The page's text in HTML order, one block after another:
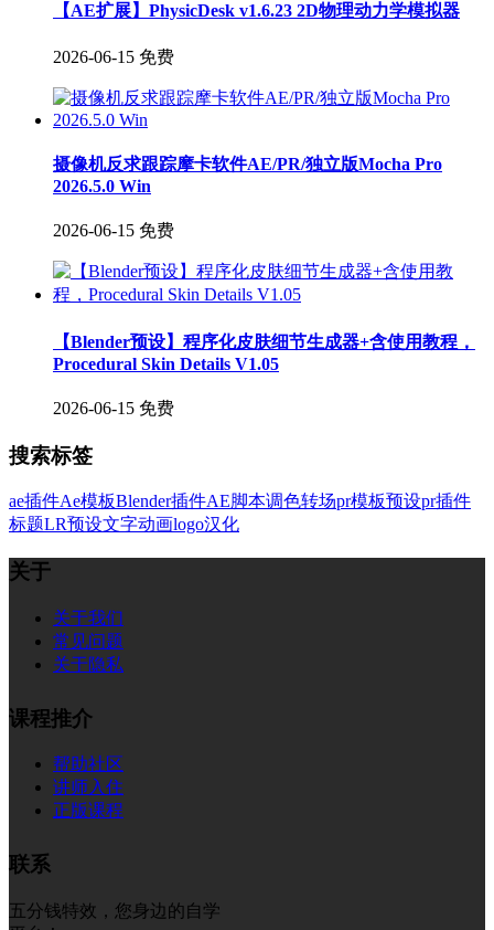
【AE扩展】PhysicDesk v1.6.23 2D物理动力学模拟器
2026-06-15 免费
摄像机反求跟踪摩卡软件AE/PR/独立版Mocha Pro
2026.5.0 Win
2026-06-15 免费
【Blender预设】程序化皮肤细节生成器+含使用教程，
Procedural Skin Details V1.05
2026-06-15 免费
搜索标签
ae插件Ae模板Blender插件AE脚本调色转场pr模板预设pr插件
标题LR预设文字动画logo汉化
关于
关于我们
常见问题
关于隐私
课程推介
帮助社区
讲师入住
正版课程
联系
五分钱特效，您身边的自学